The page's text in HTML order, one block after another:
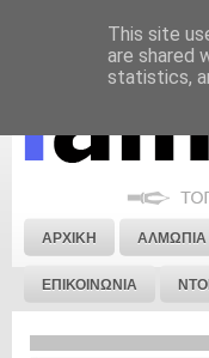
ΝΟΜΙΚΗ ΣΗΜΕΙΩΣΗ
ΑΡΧΙΚΗ ΑΛΜΩΠΙΑ
ΕΠΙΚΟΙΝΩΝΙΑ
This site
are shared
statistics,